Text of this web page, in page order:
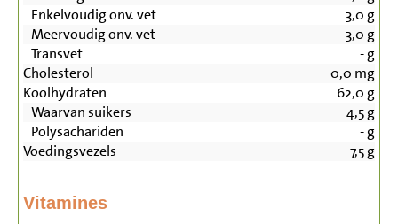
Enkelvoudig onv. vet
3,0 g
Meervoudig onv. vet
3,0 g
Transvet
-g
Cholesterol
0,0 mg
Koolhydraten
62,0 g
Waarvan suikers
4,5g
Polysachariden
-g
Voedingsvezels
7,5g
Vitamines